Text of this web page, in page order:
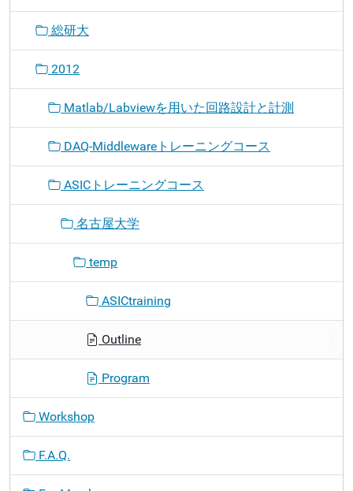
総研大
2012
Matlab/Labviewを用いた回路設計と計測
DAQ-Middlewareトレーニングコース
ASICトレーニングコース
名古屋大学
temp
ASICtraining
Outline
Program
Workshop
F.A.Q.